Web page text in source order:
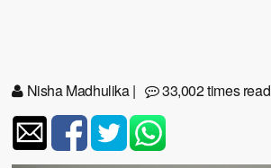
Nisha Madhulika| 33,002 times read